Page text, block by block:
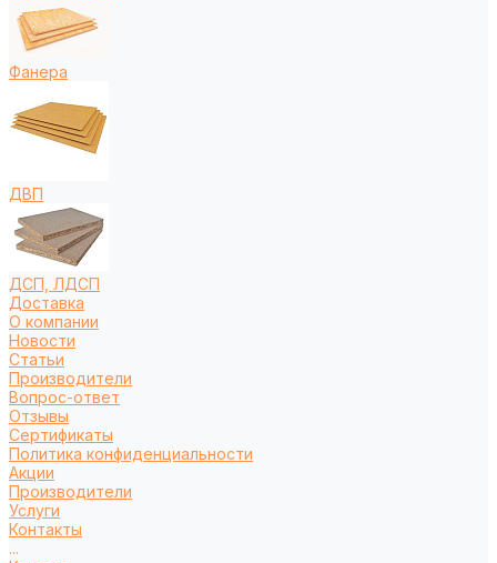
Фанера
ДВП
ДСП, ЛДСП
Доставка
О компании
Новости
Статьи
Производители
Вопрос-ответ
Отзывы
Сертификаты
Политика конфиденциальности
Акции
Производители
Услуги
Контакты
...